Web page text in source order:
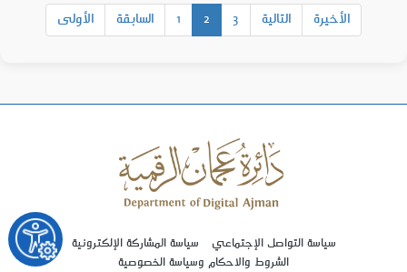
الأولى السابقة 1 2 3 التالية الأخيرة
سياسة التواصل الإجتماعي
سياسة المشاركة الإلكترونية
الشروط والاحكام وسياسة الخصوصية